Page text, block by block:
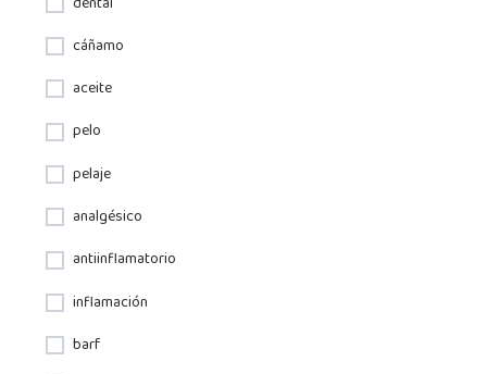
cáñamo
aceite
pelo
pelaje
analgésico
antiinflamatorio
inflamación
barf